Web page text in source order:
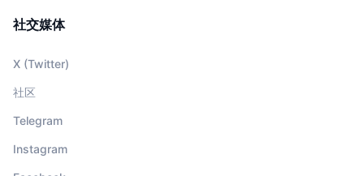
社交媒体
X (Twitter)
社区
Telegram
Instagram